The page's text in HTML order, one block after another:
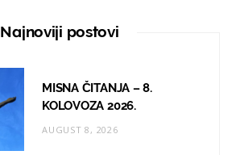
t
r
a
T
e
Najnoviji postovi
MISNA ČITANJA – 8.
KOLOVOZA 2026.
AUGUST 8, 2026